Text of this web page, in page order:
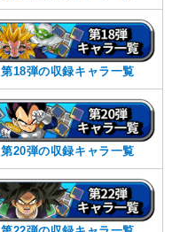
第18弾の収録キャラ一覧
第20弾の収録キャラ一覧